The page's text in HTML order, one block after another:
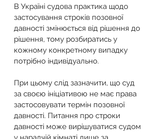
В Україні судова практика щодо
застосування строків позовної
давності змінюється від рішення до
рішення, тому розбиратись у
кожному конкретному випадку
потрібно індивідуально.
При цьому слід зазначити, що суд
за своєю ініціативою не має права
застосовувати термін позовної
давності. Питання про строки
давності може вирішуватися судом